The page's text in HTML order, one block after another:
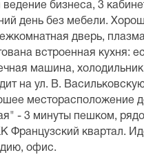
бизнеса, 3
день без мебели.
дверь,
встроенная кухня:
машина,
на ул. В.
месторасположение
- 3 минуты пешком,
Французский квартал.
офис.